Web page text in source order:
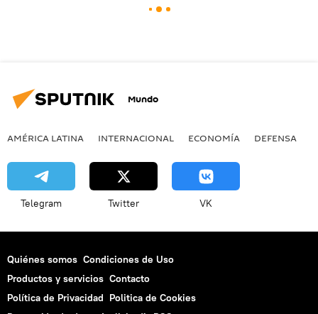
Mundo
AMÉRICA LATINA INTERNACIONAL ECONOMÍA DEFENSA
Telegram Twitter VK
Quiénes somos Condiciones de Uso
Productos y servicios Contacto
Política de Privacidad Politica de Cookies